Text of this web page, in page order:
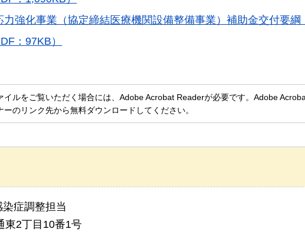
力強化事業（協定締結医療機関設備整備事業）補助金交付要綱
：97KB）
イルをご覧いただく場合には、Adobe Acrobat Readerが必要です。Adobe
ーのリンク先から無料ダウンロードしてください。
症調整担当
2丁目10番1号